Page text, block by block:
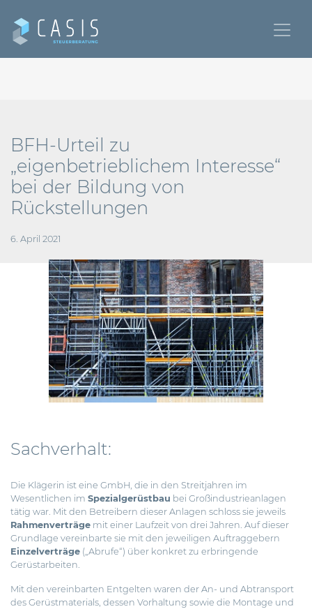
BFH-Urteil zu
„eigenbetrieblichem Interesse“
bei der Bildung von
Rückstellungen
6. April 2021
Sachverhalt:
Die Klägerin ist eine GmbH, die in den Streitjahren im
Wesentlichen im Spezialgerüstbau bei Großindustrieanlagen
tätig war. Mit den Betreibern dieser Anlagen schloss sie jeweils
Rahmenverträge mit einer Laufzeit von drei Jahren. Auf dieser
Grundlage vereinbarte sie mit den jeweiligen Auftraggebern
Einzelverträge („Abrufe“) über konkret zu erbringende
Gerüstarbeiten.
Mit den vereinbarten Entgelten waren der An- und Abtransport
des Gerüstmaterials, dessen Vorhaltung sowie die Montage und